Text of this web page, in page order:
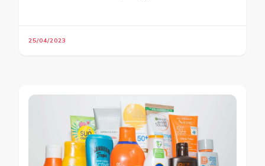
25/04/2023